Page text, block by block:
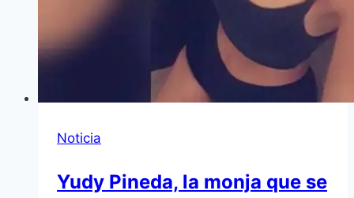
Noticia
Yudy Pineda, la monja que se